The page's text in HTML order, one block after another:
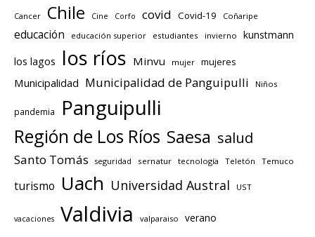
Cancer Chile Cine Corfo covid Covid-19 Coñaripe
educación educación superior estudiantes invierno kunstmann
los lagos los ríos Minvu mujer mujeres
Municipalidad Municipalidad de Panguipulli Niños
pandemia Panguipulli
Región de Los Ríos Saesa salud
Santo Tomás seguridad sernatur tecnología Teletón Temuco
turismo Uach Universidad Austral UST
vacaciones Valdivia valparaiso verano